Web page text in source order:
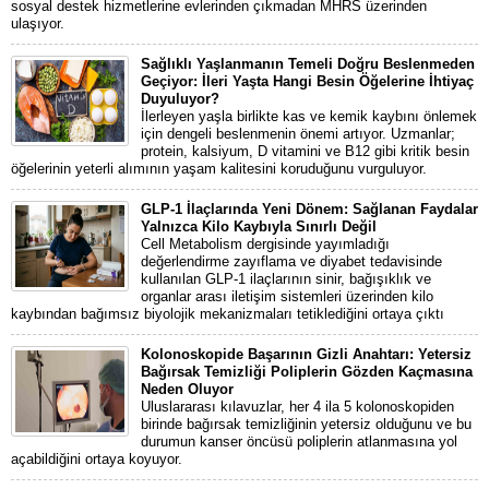
sosyal destek hizmetlerine evlerinden çıkmadan MHRS üzerinden
ulaşıyor.
Sağlıklı Yaşlanmanın Temeli Doğru Beslenmeden
Geçiyor: İleri Yaşta Hangi Besin Öğelerine İhtiyaç
Duyuluyor?
İlerleyen yaşla birlikte kas ve kemik kaybını önlemek
için dengeli beslenmenin önemi artıyor. Uzmanlar;
protein, kalsiyum, D vitamini ve B12 gibi kritik besin
öğelerinin yeterli alımının yaşam kalitesini koruduğunu vurguluyor.
GLP-1 İlaçlarında Yeni Dönem: Sağlanan Faydalar
Yalnızca Kilo Kaybıyla Sınırlı Değil
Cell Metabolism dergisinde yayımladığı
değerlendirme zayıflama ve diyabet tedavisinde
kullanılan GLP-1 ilaçlarının sinir, bağışıklık ve
organlar arası iletişim sistemleri üzerinden kilo
kaybından bağımsız biyolojik mekanizmaları tetiklediğini ortaya çıktı
Kolonoskopide Başarının Gizli Anahtarı: Yetersiz
Bağırsak Temizliği Poliplerin Gözden Kaçmasına
Neden Oluyor
Uluslararası kılavuzlar, her 4 ila 5 kolonoskopiden
birinde bağırsak temizliğinin yetersiz olduğunu ve bu
durumun kanser öncüsü poliplerin atlanmasına yol
açabildiğini ortaya koyuyor.